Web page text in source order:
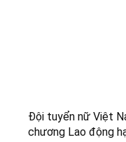
Đội tuyển nữ Việt
chương Lao động